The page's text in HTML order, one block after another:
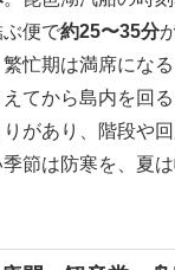
便で約25〜35分
忙期は満席にな
てから島内を回
があり、階段や
節は防寒を、夏